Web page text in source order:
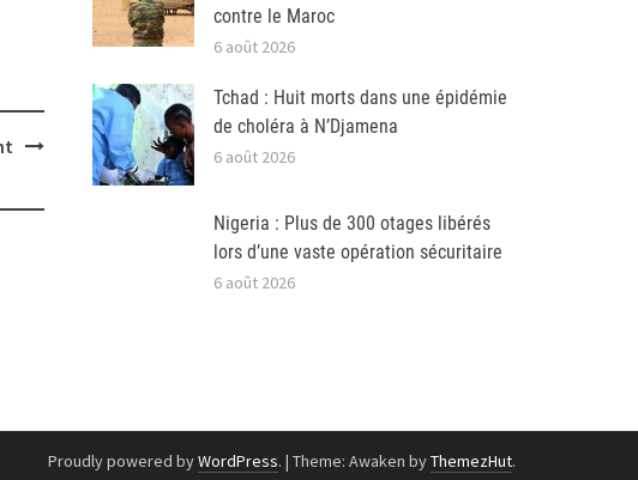
contre le Maroc
6 août 2026
Tchad : Huit morts dans une épidémie
de choléra à N’Djamena
6 août 2026
Nigeria : Plus de 300 otages libérés
lors d’une vaste opération sécuritaire
6 août 2026
Proudly powered byWordPress. | Theme: Awaken byThemezHut.